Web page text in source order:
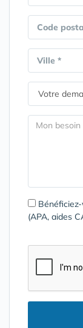
Code
Ville *
(APA, aides